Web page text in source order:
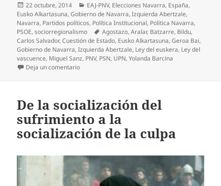
Publicado
el
22 octubre, 2014 Categorías
EAJ-PNV, Elecciones Navarra, España,
Eusko Alkartasuna,Gobierno de Navarra,Izquierda Abertzale,
Navarra, Partidos políticos, Política Institucional, Política Navarra,
PSOE,sociorregionalismo Etiquetas
Agostazo,Aralar, Batzarre, Bildu,
Carlos Salvador,Cuestión de Estado, Eusko Alkartasuna,Geroa Bai,
Gobierno de Navarra,Izquierda Abertzale, Ley del euskera, Ley del
vascuence, Miguel Sanz, PNV, PSN, UPN,Yolanda Barcina
Deja un comentarioen La conjura de las minorías
De la socialización del
sufrimiento a la
socialización de la culpa